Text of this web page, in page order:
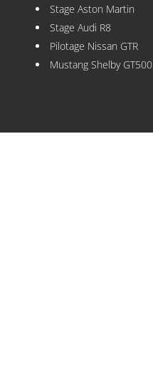
Stage Aston Martin
Stage Audi R8
Pilotage Nissan GTR
Mustang Shelby GT500